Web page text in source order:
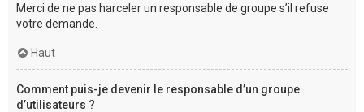
Merci de ne pas harceler un responsable de groupe s’il refuse
votre demande.
Haut
Comment puis-je devenir le responsable d’un groupe
d’utilisateurs ?